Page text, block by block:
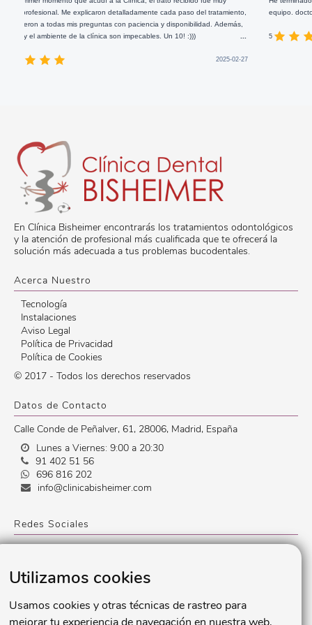
Utilizamos cookies
Usamos cookies y otras técnicas de rastreo para
Me explicaron detalladamente cada paso del tratamiento,
mis preguntas con paciencia y disponibilidad. Además,
de la clínica son impecables. Un 10! :)))
...
equipo. doctores y
En Clínica Bisheimer encontrarás los tratamientos odontológicos
y la atención de profesional más cualificada que te ofrecerá la
solución más adecuada a tus problemas bucodentales.
Acerca Nuestro
Tecnología
Instalaciones
Aviso Legal
Política de Privacidad
Política de Cookies
© 2017 - Todos los derechos reservados
Datos de Contacto
Calle Conde de Peñalver, 61, 28006, Madrid, España
Lunes a Viernes: 9:00 a 20:30
91 402 51 56
696 816 202
info@clinicabisheimer.com
Redes Sociales